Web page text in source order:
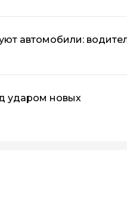
автомобили:
ударом новых